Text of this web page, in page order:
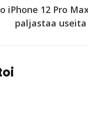
iPhone 12 Pro
paljastaa